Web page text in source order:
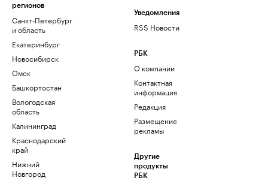
регионов
Санкт-Петербург
и область
Екатеринбург
Новосибирск
Омск
Башкортостан
Вологодская
область
Калининград
Краснодарский
край
Нижний
Новгород
Уведомления
RSS Новости
РБК
О компании
Контактная
информация
Редакция
Размещение
рекламы
Другие
продукты
РБК